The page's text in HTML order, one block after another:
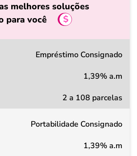
melhores soluções
para você
Empréstimo Consignado
1,39% a.m
2 a 108 parcelas
Portabilidade Consignado
1,39% a.m